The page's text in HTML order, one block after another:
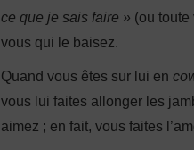
ce que je sais faire » (ou toute
vous qui le baisez.
Quand vous êtes sur lui en
vous lui faites allonger les
aimez ; en fait, vous faites